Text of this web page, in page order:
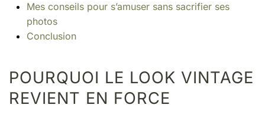
Mes conseils pour s’amuser sans sacrifier ses
photos
Conclusion
POURQUOI LE LOOK VINTAGE
REVIENT EN FORCE